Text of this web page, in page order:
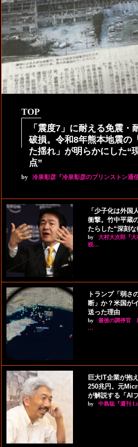
TOP
「震度7」に耐える免震・
破損。令和8年熊本地震の
た揺れ」が明らかにした“
点”
by 冷泉彰彦『冷泉彰彦のプリンストン通信
「少子化は外国
衝撃。竹中平蔵
たらした“深刻な
by
大村大次郎『
税…
トランプ「弱さ
断」か？米国が
送った理由
by
最後の調停官
…
巨大IT企業が抱
250兆円。元
が解説する「AI
by 中島聡『週刊